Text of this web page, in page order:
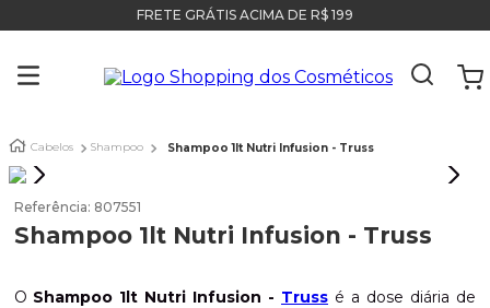
FRETE GRÁTIS ACIMA DE R$ 199
Cabelos Shampoo Shampoo 1lt Nutri Infusion - Truss
Referência: 807551
Shampoo 1lt Nutri Infusion - Truss
O Shampoo 1lt Nutri Infusion - Truss é a dose diária de